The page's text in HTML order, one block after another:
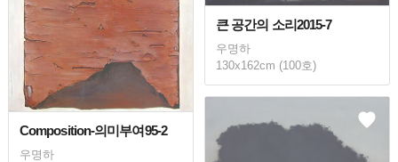
Composition-의미부여95-2
우명하
큰 공간의 소리2015-7
우명하
130x162cm (100호)